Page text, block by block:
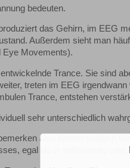
bedeuten.
das Gehirn, im EEG
Außerdem sieht man
Eye Movements).
Trance. Sie sind
treten im EEG
Trance, entstehen
sehr unterschiedlich
also keinen stufigen
egal ob er selbständig oder